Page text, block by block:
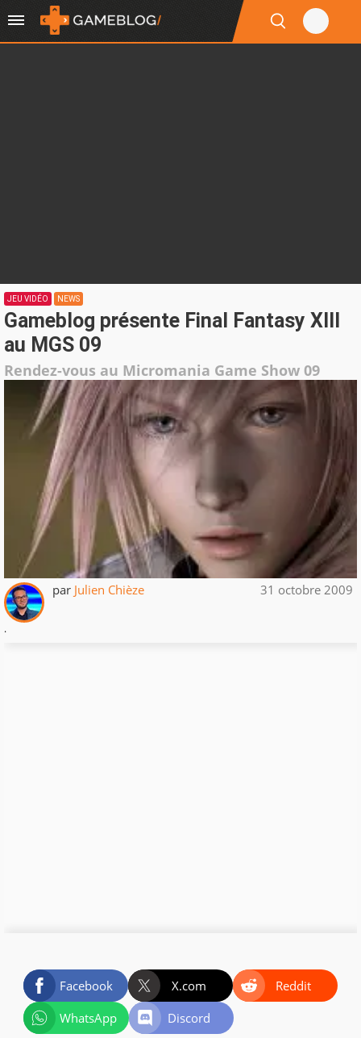
JEU VIDÉO NEWS
Gameblog présente Final Fantasy XIII
au MGS 09
Rendez-vous au Micromania Game Show 09
par Julien Chièze 31 octobre 2009
.
Facebook X.com
Reddit
WhatsApp
Discord